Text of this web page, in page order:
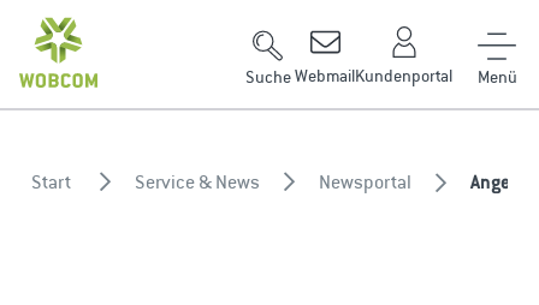
Zum Inhalt springen
SucheWebmailKundenportal
Start Service & News Newsportal